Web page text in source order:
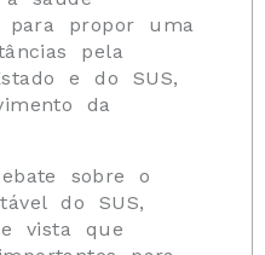
para propor uma
pela
e do SUS,
da
sobre o
do SUS,
vista que